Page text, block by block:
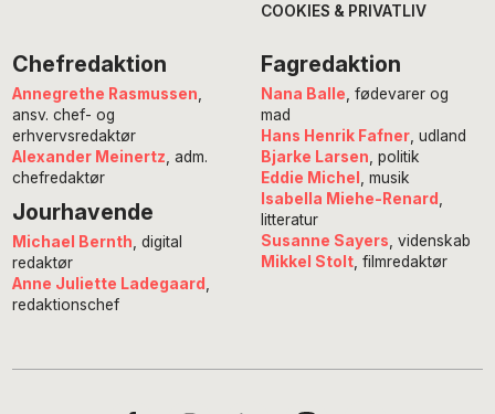
COOKIES & PRIVATLIV
Chefredaktion
Annegrethe Rasmussen,
ansv. chef- og
erhvervsredaktør
Alexander Meinertz, adm.
chefredaktør
Jourhavende
Michael Bernth , digital
redaktør
Anne Juliette Ladegaard
redaktionschef
Fagredaktion
Nana Balle, fødevarer og
mad
Hans Henrik Fafner, udland
Bjarke Larsen, politik
Eddie Michel , musik
Isabella Miehe-Renard ,
litteratur
Susanne Sayers, videnskab
Mikkel Stolt, filmredaktør